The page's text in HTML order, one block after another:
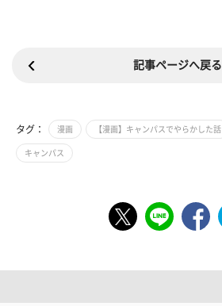
記事ページへ戻る
タグ： 漫画 【漫画】キャンパスでやらかした話
キャンパス